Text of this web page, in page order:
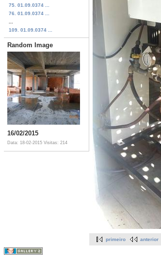
75. 01.09.0374 ...
76. 01.09.0374 ...
109. 01.09.0374 ...
Random Image
16/02/2015
Data: 18-02-2015 Visitas: 214
primeiro anterior